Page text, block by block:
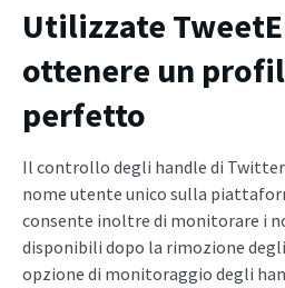
Utilizzate
ottenere un
perfetto
Il controllo degli handle di
nome utente unico sulla
consente inoltre di monitorare i
disponibili dopo la rimozione
opzione di monitoraggio degli